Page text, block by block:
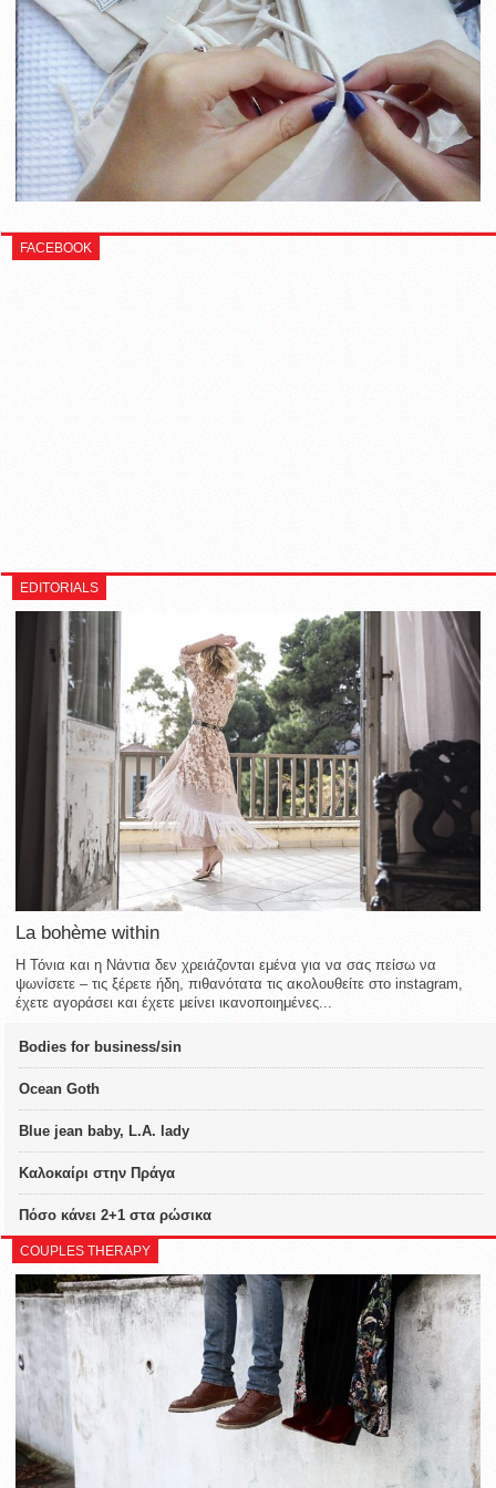
FACEBOOK
EDITORIALS
La bohème within
Η Τόνια και η Νάντια δεν χρειάζονται εμένα για να σας πείσω να
ψωνίσετε – τις ξέρετε ήδη, πιθανότατα τις ακολουθείτε στο instagram,
έχετε αγοράσει και έχετε μείνει ικανοποιημένες...
Bodies for business/sin
Ocean Goth
Blue jean baby, L.A. lady
Καλοκαίρι στην Πράγα
Πόσο κάνει 2+1 στα ρώσικα
COUPLES THERAPY